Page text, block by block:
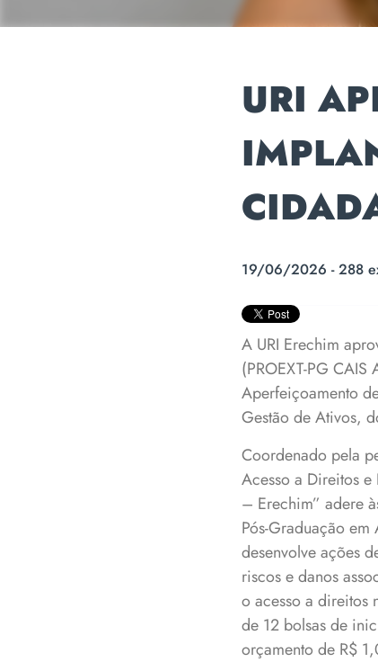
URI
19/06/2026 - 288
A URI Erechim
(PROEXT-PG
Aperfeiçoamento
Gestão de Ativos,
Coordenado pela
Acesso a Direitos
– Erechim” adere
Pós-Graduação
desenvolve ações
riscos e danos
o acesso a direitos
de 12 bolsas de
orçamento de R$